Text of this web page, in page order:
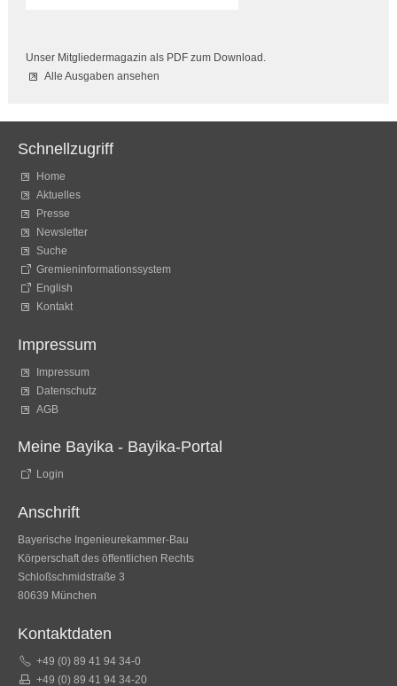
Unser Mitgliedermagazin als PDF zum Download.
Alle Ausgaben ansehen
Schnellzugriff
Home
Aktuelles
Presse
Newsletter
Suche
Gremieninformationssystem
English
Kontakt
Impressum
Impressum
Datenschutz
AGB
Meine Bayika - Bayika-Portal
Login
Anschrift
Bayerische Ingenieurekammer-Bau
Körperschaft des öffentlichen Rechts
Schloßschmidstraße 3
80639 München
Kontaktdaten
+49 (0) 89 41 94 34-0
+49 (0) 89 41 94 34-20